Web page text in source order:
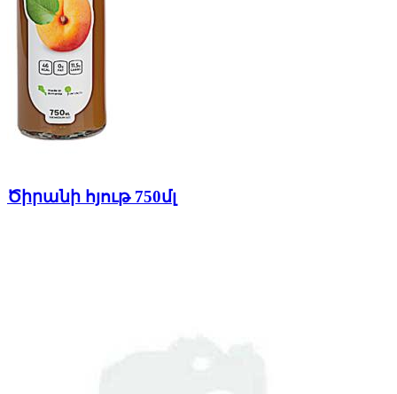
Ծիրանի հյութ 750մլ